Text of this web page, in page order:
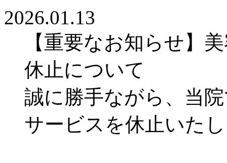
2026.01.13
【重要なお知らせ】
休止について
誠に勝手ながら、当
サービスを休止いた